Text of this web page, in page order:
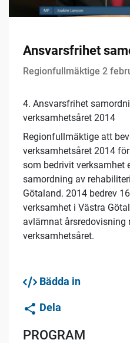
Ansvarsfrihet
Regionfullmäktige 2
4. Ansvarsfrihet
verksamhetsåret 2014
Regionfullmäktige att
verksamhetsåret 2014
som bedrivit verksamhet
samordning av
Götaland. 2014 bedrev
verksamhet i Västra
avlämnat årsredovisning
verksamhetsåret.
Bädda in
Dela
PROGRAM